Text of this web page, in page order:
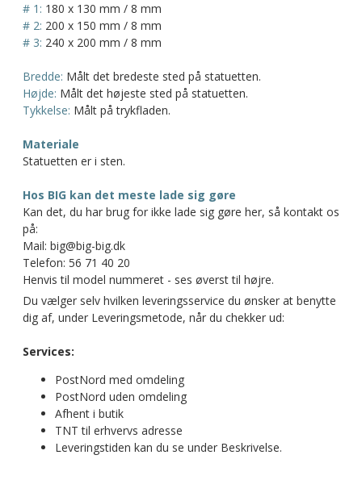
# 1: 180 x 130 mm / 8 mm
# 2: 200 x 150 mm / 8 mm
# 3: 240 x 200 mm / 8 mm
Bredde: Målt det bredeste sted på statuetten.
Højde: Målt det højeste sted på statuetten.
Tykkelse: Målt på trykfladen.
Materiale
Statuetten er i sten.
Hos BIG kan det meste lade sig gøre
Kan det, du har brug for ikke lade sig gøre her, så kontakt os
på:
Mail: big@big-big.dk
Telefon: 56 71 40 20
Henvis til model nummeret - ses øverst til højre.
Du vælger selv hvilken leveringsservice du ønsker at benytte
dig af, under Leveringsmetode, når du chekker ud:
Services:
PostNord med omdeling
PostNord uden omdeling
Afhent i butik
TNT til erhvervs adresse
Leveringstiden kan du se under Beskrivelse.